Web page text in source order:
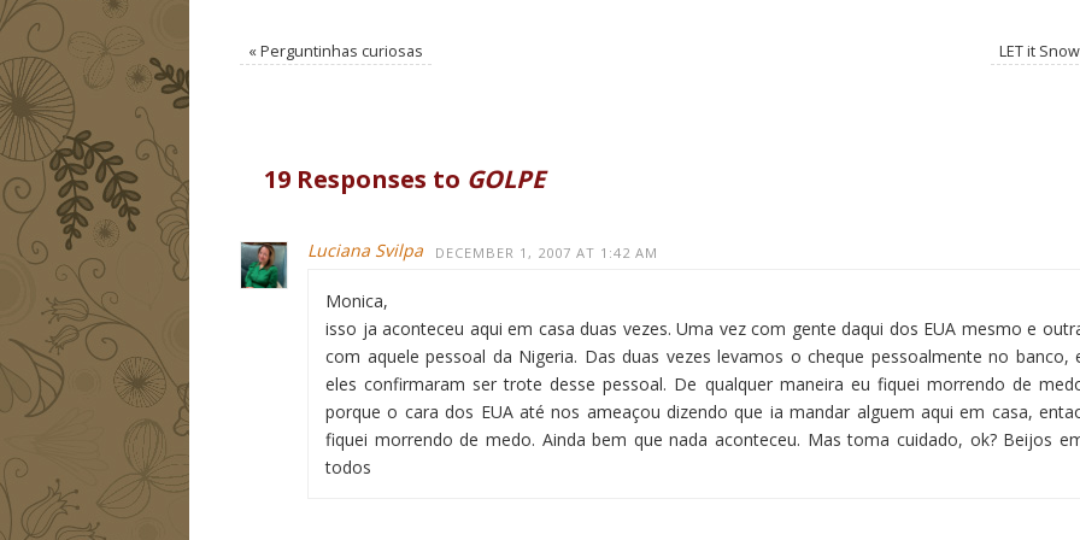
« Perguntinhas curiosas LET it
19 Responses to GOLPE
Luciana Svilpa DECEMBER 1, 2007 AT 1:42 AM
Monica,
isso ja aconteceu aqui em casa duas vezes. Uma vez com gente daqui dos EUA mesmo e
com aquele pessoal da Nigeria. Das duas vezes levamos o cheque pessoalmente no banco,
eles confirmaram ser trote desse pessoal. De qualquer maneira eu fiquei morrendo de
porque o cara dos EUA até nos ameaçou dizendo que ia mandar alguem aqui em casa,
fiquei morrendo de medo. Ainda bem que nada aconteceu. Mas toma cuidado, ok? Beijos
todos